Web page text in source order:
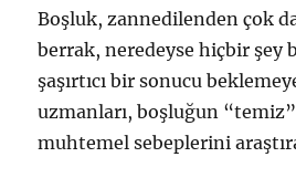
Boşluk, zannedilenden çok
berrak, neredeyse hiçbir şey
şaşırtıcı bir sonucu
uzmanları, boşluğun “temiz”
muhtemel sebeplerini